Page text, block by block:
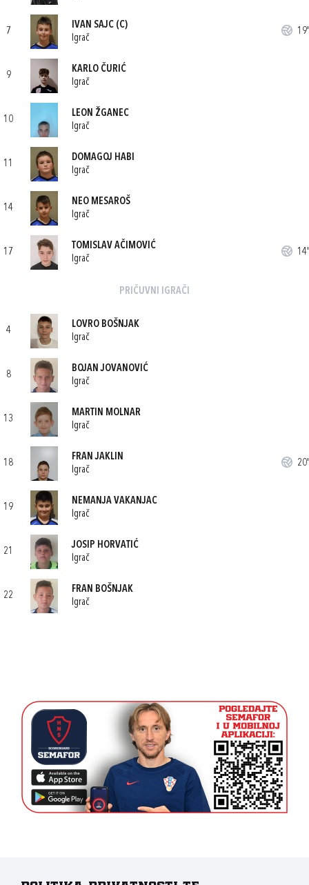
7
IVAN SAJC (C)
Igrač
19'
9
KARLO ČURIĆ
Igrač
10
LEON ŽGANEC
Igrač
11
DOMAGOJ HABI
Igrač
14
NEO MESAROŠ
Igrač
17
TOMISLAV AČIMOVIĆ
Igrač
14'
PRIČUVNI IGRAČI
4
LOVRO BOŠNJAK
Igrač
8
BOJAN JOVANOVIĆ
Igrač
13
MARTIN MOLNAR
Igrač
18
FRAN JAKLIN
Igrač
20'
19
NEMANJA VAKANJAC
Igrač
21
JOSIP HORVATIĆ
Igrač
22
FRAN BOŠNJAK
Igrač